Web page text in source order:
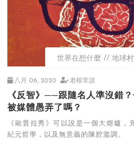
世界在想什麼 地球
八月 06, 2020 老根常談
《反智》──跟隨名人準沒錯
被媒體愚弄了嗎？
《歐普拉秀》可以說是一個大熔爐，
紀元哲學，以及無意義的陳腔濫調。